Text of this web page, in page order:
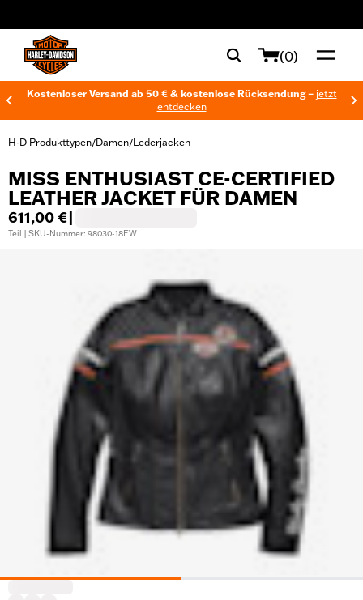
(0)
Kostenloser Versand ab 50 € & kostenlose Rücksendung – jetzt
entdecken
H-D Produkttypen/Damen/Lederjacken
MISS ENTHUSIAST CE-CERTIFIED
LEATHER JACKET FÜR DAMEN
611,00 €
Teil | SKU-Nummer: 98030-18EW